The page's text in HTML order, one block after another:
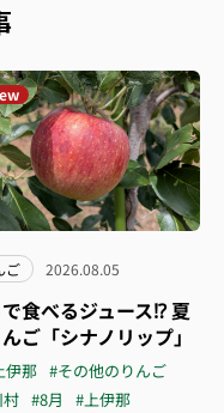
ご 2026.08.05
食べるジュース⁉︎ 夏
ご「シナノリップ」
伊那 #その他のりんご
#8月 #上伊那